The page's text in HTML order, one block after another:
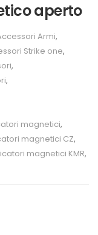
aperto
Armi,
Strike one,
,
,
magnetici,
magnetici CZ,
magnetici KMR,